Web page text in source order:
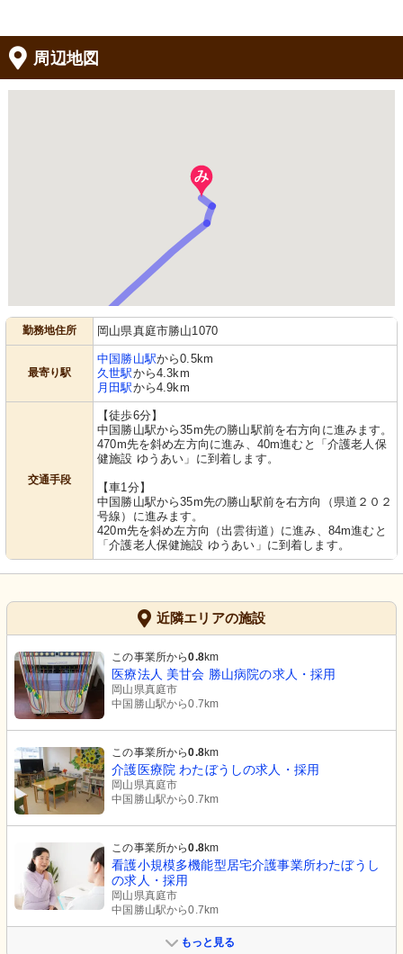
周辺地図
勤務地住所 岡山県真庭市勝山1070
最寄り駅
中国勝山駅から0.5km
久世駅から4.3km
月田駅から4.9km
交通手段
【徒歩6分】
中国勝山駅から35m先の勝山駅前を右方向に進みます。
470m先を斜め左方向に進み、40m進むと「介護老人保
健施設 ゆうあい」に到着します。
【車1分】
中国勝山駅から35m先の勝山駅前を右方向（県道２０２
号線）に進みます。
420m先を斜め左方向（出雲街道）に進み、84m進むと
「介護老人保健施設 ゆうあい」に到着します。
近隣エリアの施設
この事業所から0.8km
医療法人 美甘会 勝山病院の求人・採用
岡山県真庭市
中国勝山駅から0.7km
この事業所から0.8km
介護医療院 わたぼうしの求人・採用
岡山県真庭市
中国勝山駅から0.7km
この事業所から0.8km
看護小規模多機能型居宅介護事業所わたぼうし
の求人・採用
岡山県真庭市
中国勝山駅から0.7km
もっと見る